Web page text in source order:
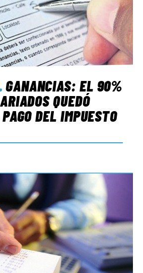
GANANCIAS: EL 90%
QUEDÓ
DEL IMPUESTO